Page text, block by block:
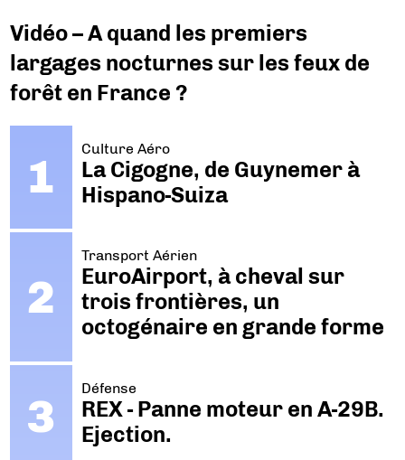
Vidéo – A quand les premiers
largages nocturnes sur les feux de
forêt en France ?
Culture Aéro
La Cigogne, de Guynemer à
Hispano-Suiza
Transport Aérien
EuroAirport, à cheval sur
trois frontières, un
octogénaire en grande forme
Défense
REX - Panne moteur en A-29B.
Ejection.